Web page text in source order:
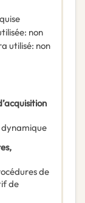
: non
utilisé: non
dynamique
de
de